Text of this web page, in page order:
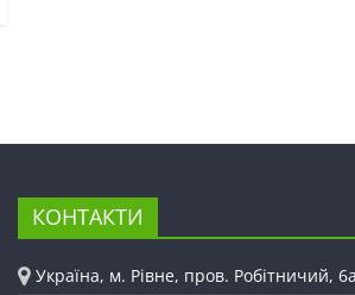
КОНТАКТИ
Україна, м. Рівне, пров. Робітничий, 6а